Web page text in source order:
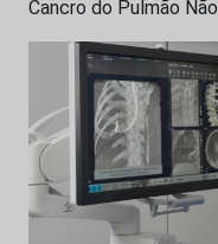
Cancro do Pulmão